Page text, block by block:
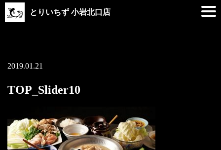
とりいちず 小岩北口店
2019.01.21
TOP_Slider10